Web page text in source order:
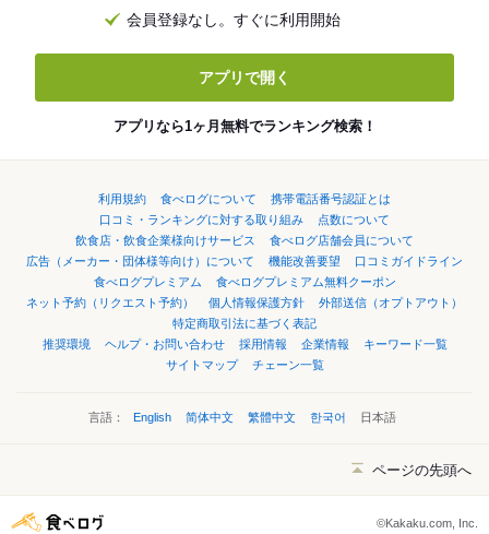
会員登録なし。すぐに利用開始
アプリで開く
アプリなら1ヶ月無料でランキング検索！
利用規約 食べログについて
携帯電話番号認証とは
口コミ・ランキングに対する取り組み
点数について
飲食店・飲食企業様向けサービス
食べログ店舗会員について
広告（メーカー・団体様等向け）について
機能改善要望
口コミガイドライン
食べログプレミアム
食べログプレミアム無料クーポン
ネット予約（リクエスト予約）
個人情報保護方針
外部送信（オプトアウト）
特定商取引法に基づく表記
推奨環境
ヘルプ・お問い合わせ 採用情報 企業情報
キーワード一覧
サイトマップ
チェーン一覧
言語： English 简体中文 繁體中文 한국어 日本語
ページの先頭へ
©Kakaku.com, Inc.